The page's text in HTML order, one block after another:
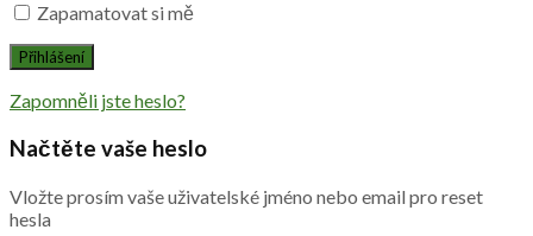
Zapamatovat si mě
Zapomněli jste heslo?
Načtěte vaše heslo
Vložte prosím vaše uživatelské jméno nebo email pro reset
hesla